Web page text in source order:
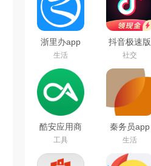
浙里办app
官方下载
2026手机版
生活
抖音极速版
免费下载
2026最新版
社交
酷安应用商
店app下载
2026最新版
工具
秦务员app
下载2026最
新版
生活